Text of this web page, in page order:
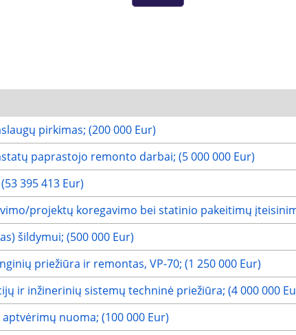
pirkimas; (200 000 Eur)
paprastojo remonto darbai; (5 000 000 Eur)
395 413 Eur)
projektų koregavimo bei statinio pakeitimų
šildymui; (500 000 Eur)
priežiūra ir remontas, VP-70; (1 250 000 Eur)
ir inžinerinių sistemų techninė priežiūra; (4 000 000
nuoma; (100 000 Eur)